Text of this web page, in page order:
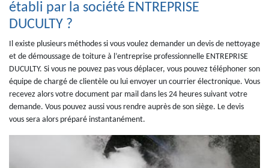
établi par la société ENTREPRISE
DUCULTY ?
Il existe plusieurs méthodes si vous voulez demander un devis de nettoyage
et de démoussage de toiture à l’entreprise professionnelle ENTREPRISE
DUCULTY. Si vous ne pouvez pas vous déplacer, vous pouvez téléphoner son
équipe de chargé de clientèle ou lui envoyer un courrier électronique. Vous
recevez alors votre document par mail dans les 24 heures suivant votre
demande. Vous pouvez aussi vous rendre auprès de son siège. Le devis
vous sera alors préparé instantanément.